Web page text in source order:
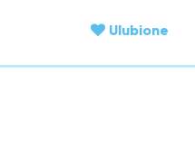
Ulubione